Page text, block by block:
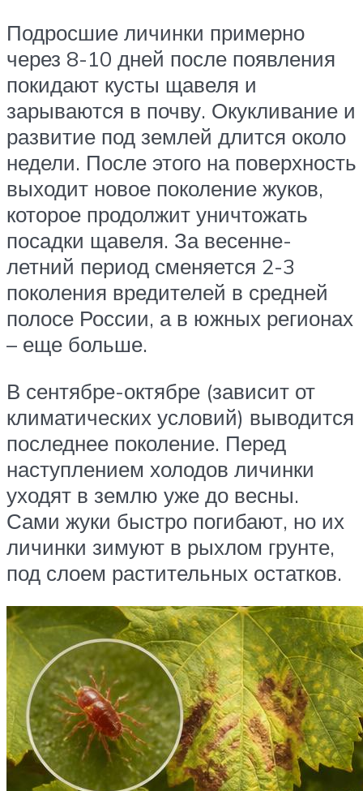
Подросшие личинки примерно
через 8-10 дней после появления
покидают кусты щавеля и
зарываются в почву. Окукливание и
развитие под землей длится около
недели. После этого на поверхность
выходит новое поколение жуков,
которое продолжит уничтожать
посадки щавеля. За весенне-
летний период сменяется 2-3
поколения вредителей в средней
полосе России, а в южных регионах
– еще больше.
В сентябре-октябре (зависит от
климатических условий) выводится
последнее поколение. Перед
наступлением холодов личинки
уходят в землю уже до весны.
Сами жуки быстро погибают, но их
личинки зимуют в рыхлом грунте,
под слоем растительных остатков.